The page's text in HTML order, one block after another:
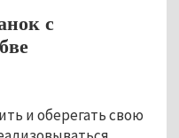
с
и оберегать свою